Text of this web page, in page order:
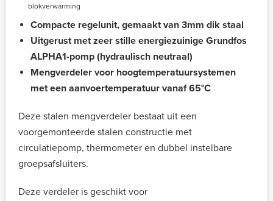
blokverwarming
Compacte regelunit, gemaakt van 3mm dik staal
Uitgerust met zeer stille energiezuinige Grundfos
ALPHA1-pomp (hydraulisch neutraal)
Mengverdeler voor hoogtemperatuursystemen
met een aanvoertemperatuur vanaf 65°C
Deze stalen mengverdeler bestaat uit een
voorgemonteerde stalen constructie met
circulatiepomp, thermometer en dubbel instelbare
groepsafsluiters.
Deze verdeler is geschikt voor